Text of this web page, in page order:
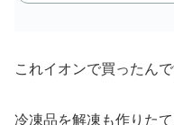
これイオンで買ったん
冷凍品を解凍も作りた